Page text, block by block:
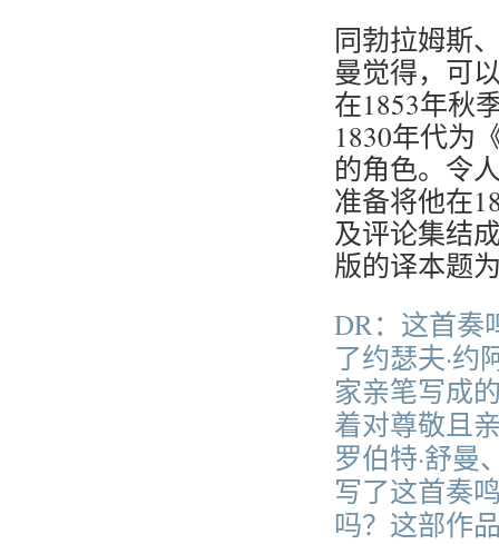
同勃拉姆斯
曼觉得，可
在1853年秋
1830年代为
的角色。令
准备将他在
及评论集结
版的译本题
DR：这首
了约瑟夫·约
家亲笔写成
着对尊敬且
罗伯特·舒曼
写了这首奏
吗？这部作